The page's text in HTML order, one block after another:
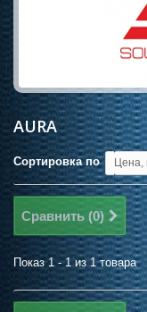
AURA
Сортировка по
Сравнить (0)
Показ 1 - 1 из 1 товара